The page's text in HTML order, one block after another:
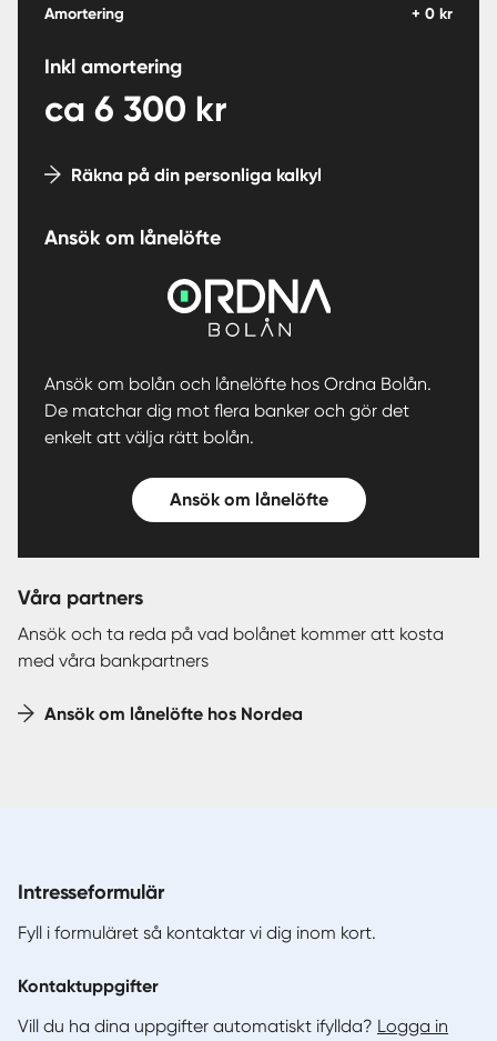
Amortering + 0 kr
Inkl amortering
ca 6 300 kr
Räkna på din personliga kalkyl
Ansök om lånelöfte
Ansök om bolån och lånelöfte hos Ordna Bolån.
De matchar dig mot flera banker och gör det
enkelt att välja rätt bolån.
Ansök om lånelöfte
Våra partners
Ansök och ta reda på vad bolånet kommer att kosta
med våra bankpartners
Ansök om lånelöfte hos Nordea
Intresseformulär
Fyll i formuläret så kontaktar vi dig inom kort.
Kontaktuppgifter
Vill du ha dina uppgifter automatiskt ifyllda? Logga in